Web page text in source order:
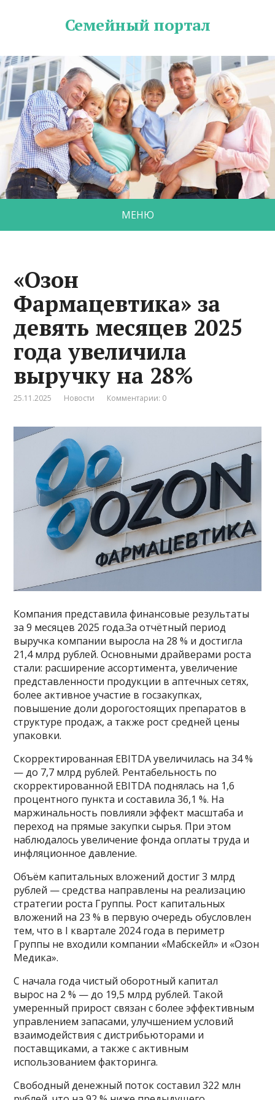
Семейный портал
МЕНЮ
«Озон
Фармацевтика» за
девять месяцев 2025
года увеличила
выручку на 28%
25.11.2025 Новости Комментарии: 0
Компания представила финансовые результаты
за 9 месяцев 2025 года.За отчётный период
выручка компании выросла на 28 % и достигла
21,4 млрд рублей. Основными драйверами роста
стали: расширение ассортимента, увеличение
представленности продукции в аптечных сетях,
более активное участие в госзакупках,
повышение доли дорогостоящих препаратов в
структуре продаж, а также рост средней цены
упаковки.
Скорректированная EBITDA увеличилась на 34 %
— до 7,7 млрд рублей. Рентабельность по
скорректированной EBITDA поднялась на 1,6
процентного пункта и составила 36,1 %. На
маржинальность повлияли эффект масштаба и
переход на прямые закупки сырья. При этом
наблюдалось увеличение фонда оплаты труда и
инфляционное давление.
Объём капитальных вложений достиг 3 млрд
рублей — средства направлены на реализацию
стратегии роста Группы. Рост капитальных
вложений на 23 % в первую очередь обусловлен
тем, что в I квартале 2024 года в периметр
Группы не входили компании «Мабскейл» и «Озон
Медика».
С начала года чистый оборотный капитал
вырос на 2 % — до 19,5 млрд рублей. Такой
умеренный прирост связан с более эффективным
управлением запасами, улучшением условий
взаимодействия с дистрибьюторами и
поставщиками, а также с активным
использованием факторинга.
Свободный денежный поток составил 322 млн